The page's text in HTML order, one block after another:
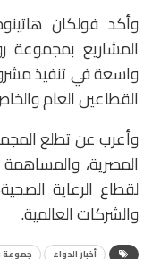
وأكد فولكان
المشاريع بمجموعة
واسعة في تنفيذ
القطاعين العام
وأعرب عن تطلع
المصرية،
لقطاع الرعاية
والشركات العالمية.
أخبار الدواء جموعة